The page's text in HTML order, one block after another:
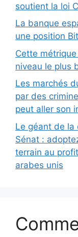
soutient la loi
La banque
une position
Cette
niveau le plus
Les marchés
par des
peut aller son
Le géant de la
Sénat :
terrain au
arabes unis